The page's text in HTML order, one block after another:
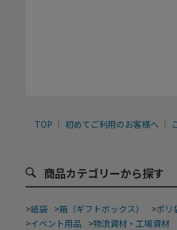
TOP 初めてご利用のお客様へ
商品カテゴリーから探す
>紙袋 >箱（ギフトボックス） >ポリ
>イベント用品 >物流資材・工場資材